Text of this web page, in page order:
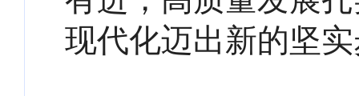
现代化迈出新的坚